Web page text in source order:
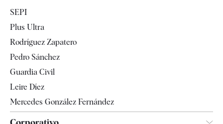
Televisión
SEPI
Plus Ultra
Rodríguez Zapatero
Pedro Sánchez
Guardia Civil
Leire Díez
Mercedes González Fernández